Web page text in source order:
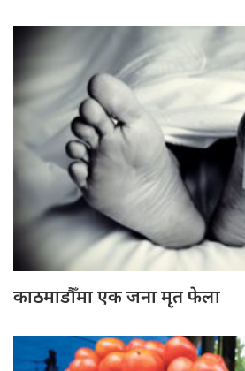
काठमाडौँमा एक जना मृत फेला